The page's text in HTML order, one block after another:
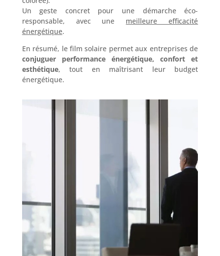
Un geste concret pour une démarche éco-
responsable, avec une meilleure efficacité
énergétique.
En résumé, le film solaire permet aux entreprises de
conjuguer performance énergétique, confort et
esthétique, tout en maîtrisant leur budget
énergétique.